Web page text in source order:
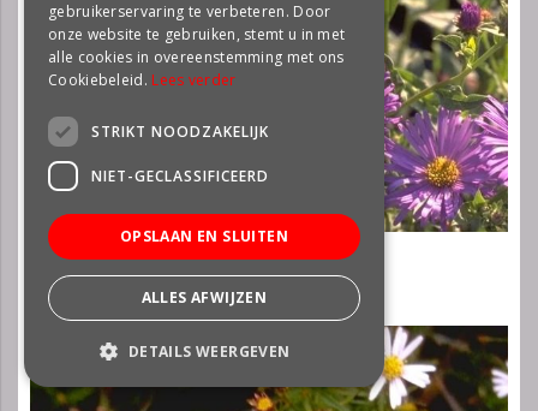
Aster
Aster x frikartii 'Jungfrau'
gebruikerservaring te verbeteren. Door
onze website te gebruiken, stemt u in met
alle cookies in overeenstemming met ons
Cookiebeleid. Lees verder
STRIKT NOODZAKELIJK
NIET-GECLASSIFICEERD
OPSLAAN EN SLUITEN
ALLES AFWIJZEN
DETAILS WEERGEVEN